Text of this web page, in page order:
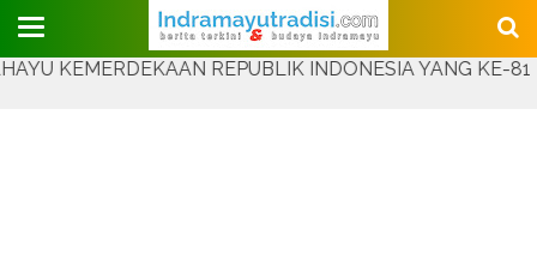
Judul Website
REPUBLIK INDONESIA YANG KE-81